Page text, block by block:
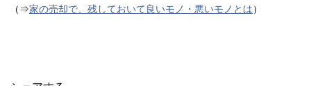
（⇒家の売却で、残しておいて良いモノ・悪いモノとは）